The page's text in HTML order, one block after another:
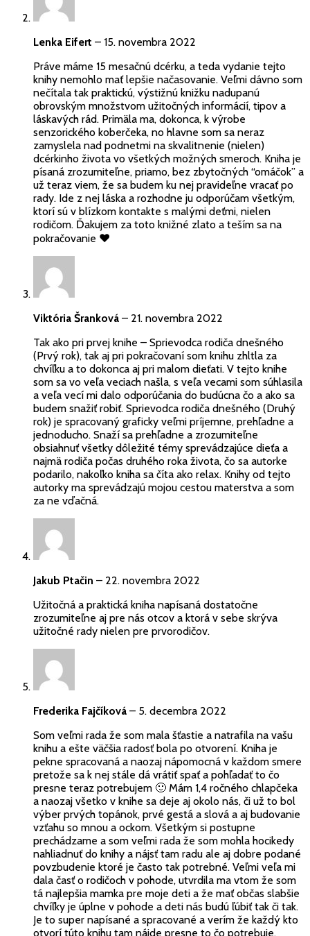
Lenka Eifert – 15. novembra 2022
Práve máme 15 mesačnú dcérku, a teda vydanie tejto
knihy nemohlo mať lepšie načasovanie. Veľmi dávno som
nečítala tak praktickú, výstižnú knižku nadupanú
obrovským množstvom užitočných informácií, tipov a
láskavých rád. Primäla ma, dokonca, k výrobe
senzorického koberčeka, no hlavne som sa neraz
zamyslela nad podnetmi na skvalitnenie (nielen)
dcérkinho života vo všetkých možných smeroch. Kniha je
písaná zrozumiteľne, priamo, bez zbytočných “omáčok” a
už teraz viem, že sa budem ku nej pravideľne vracať po
rady. Ide z nej láska a rozhodne ju odporúčam všetkým,
ktorí sú v blízkom kontakte s malými deťmi, nielen
rodičom. Ďakujem za toto knižné zlato a teším sa na
pokračovanie ♥️
Viktória Šranková – 21. novembra 2022
Tak ako pri prvej knihe – Sprievodca rodiča dnešného
(Prvý rok), tak aj pri pokračovaní som knihu zhltla za
chvíľku a to dokonca aj pri malom dieťati. V tejto knihe
som sa vo veľa veciach našla, s veľa vecami som súhlasila
a veľa vecí mi dalo odporúčania do budúcna čo a ako sa
budem snažiť robiť. Sprievodca rodiča dnešného (Druhý
rok) je spracovaný graficky veľmi príjemne, prehľadne a
jednoducho. Snaží sa prehľadne a zrozumiteľne
obsiahnuť všetky dôležité témy sprevádzajúce dieťa a
najmä rodiča počas druhého roka života, čo sa autorke
podarilo, nakoľko kniha sa číta ako relax. Knihy od tejto
autorky ma sprevádzajú mojou cestou materstva a som
za ne vďačná.
Jakub Ptačin – 22. novembra 2022
Užitočná a praktická kniha napísaná dostatočne
zrozumiteľne aj pre nás otcov a ktorá v sebe skrýva
užitočné rady nielen pre prvorodičov.
Frederika Fajčíková – 5. decembra 2022
Som veľmi rada že som mala šťastie a natrafila na vašu
knihu a ešte väčšia radosť bola po otvorení. Kniha je
pekne spracovaná a naozaj nápomocná v každom smere
pretože sa k nej stále dá vrátiť spať a pohľadať to čo
presne teraz potrebujem 🙂 Mám 1,4 ročného chlapčeka
a naozaj všetko v knihe sa deje aj okolo nás, či už to bol
výber prvých topánok, prvé gestá a slová a aj budovanie
vzťahu so mnou a ockom. Všetkým si postupne
prechádzame a som veľmi rada že som mohla hocikedy
nahliadnuť do knihy a nájsť tam radu ale aj dobre podané
povzbudenie ktoré je často tak potrebné. Veľmi veľa mi
dala časť o rodičoch v pohode, utvrdila ma vtom že som
tá najlepšia mamka pre moje deti a že mať občas slabšie
chvíľky je úplne v pohode a deti nás budú ľúbiť tak či tak.
Je to super napísané a spracované a verím že každý kto
otvorí túto knihu tam nájde presne to čo potrebuje.